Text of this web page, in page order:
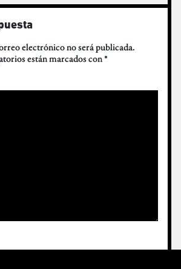
electrónico no será publicada.
están marcados con*